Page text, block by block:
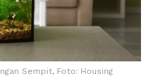
Sempit, Foto: Housing